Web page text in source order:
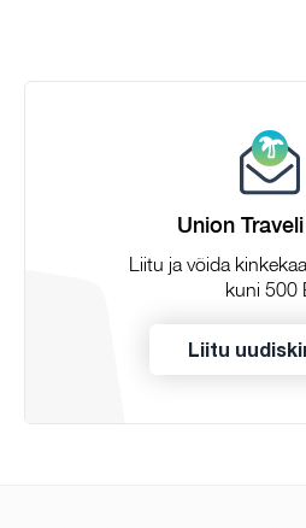
Union
Liitu ja võida
kuni 500
Liitu